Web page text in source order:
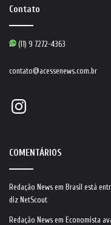
Contato
(11) 9 7272-4363
contato@acessenews.com.br
Instagram
COMENTÁRIOS
Redação News em Brasil está
diz NetScout
Redação News em Economista